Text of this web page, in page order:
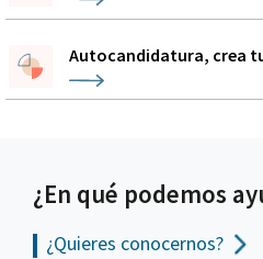
Autocandidatura, crea
¿En qué podemos
¿Quieres conocernos?